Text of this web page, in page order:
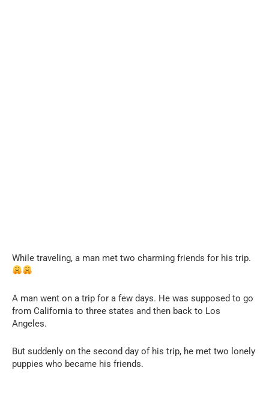
While traveling, a man met two charming friends for his trip.
A man went on a trip for a few days. He was supposed to go
from California to three states and then back to Los
Angeles.
But suddenly on the second day of his trip, he met two lonely
puppies who became his friends.